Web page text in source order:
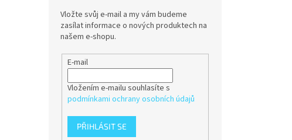
Vložte svůj e-mail a my vám budeme
zasílat informace o nových produktech na
našem e-shopu.
E-mail
Vložením e-mailu souhlasíte s
podmínkami ochrany osobních údajů
PŘIHLÁSIT SE